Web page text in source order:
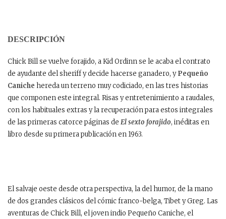
DESCRIPCIÓN
Chick Bill se vuelve forajido, a Kid Ordinn se le acaba el contrato
de ayudante del sheriff y decide hacerse ganadero, yPequeño
Caniche hereda un terreno muy codiciado, en las tres historias
que componen este integral. Risas y entretenimiento a raudales,
con los habituales extras y la recuperación para estos integrales
de las primeras catorce páginas de El sexto forajido, inéditas en
libro desde su primera publicación en 1963.
El salvaje oeste desde otra perspectiva, la del humor, de la mano
de dos grandes clásicos del cómic franco-belga, Tibet y Greg. Las
aventuras de Chick Bill, el joven indio Pequeño Caniche, el